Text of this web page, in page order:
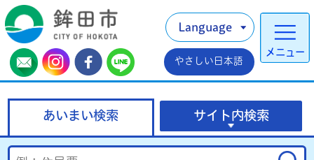
メニュー
Language
やさしい日本語
あいまい検索 サイト内検索